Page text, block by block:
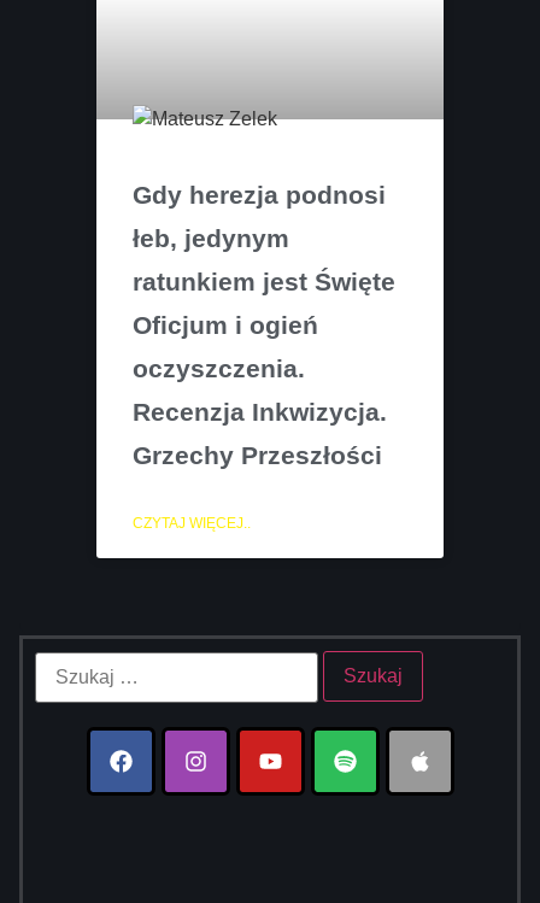
Gdy herezja podnosi
łeb, jedynym
ratunkiem jest Święte
Oficjum i ogień
oczyszczenia.
Recenzja Inkwizycja.
Grzechy Przeszłości
CZYTAJ WIĘCEJ..